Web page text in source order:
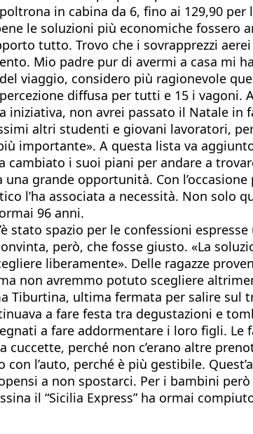
in cabina da 6, fino ai 129,90
le soluzioni più economiche
tutto. Trovo che i sovrapprezzi
Mio padre pur di avermi a casa mi
viaggio, considero più ragionevole
diffusa per tutti e 15 i
iniziativa, non avrei passato il Natale
altri studenti e giovani lavoratori,
importante». A questa lista va
cambiato i suoi piani per andare a
grande opportunità. Con
l’ha associata a necessità. Non solo
96 anni.
stato spazio per le confessioni
però, che fosse giusto. «La
liberamente». Delle ragazze
non avremmo potuto scegliere
Tiburtina, ultima fermata per salire
a fare festa tra degustazioni e
a fare addormentare i loro figli.
cuccette, perché non c’erano altre
l’auto, perché è più gestibile.
a non spostarci. Per i bambini
il “Sicilia Express” ha ormai